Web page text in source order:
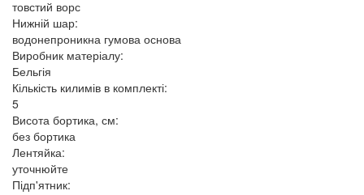
товстий ворс
Нижній шар:
водонепроникна гумова основа
Виробник матеріалу:
Бельгія
Кількість килимів в комплекті:
5
Висота бортика, см:
без бортика
Лентяйка:
уточнюйте
Підп'ятник: